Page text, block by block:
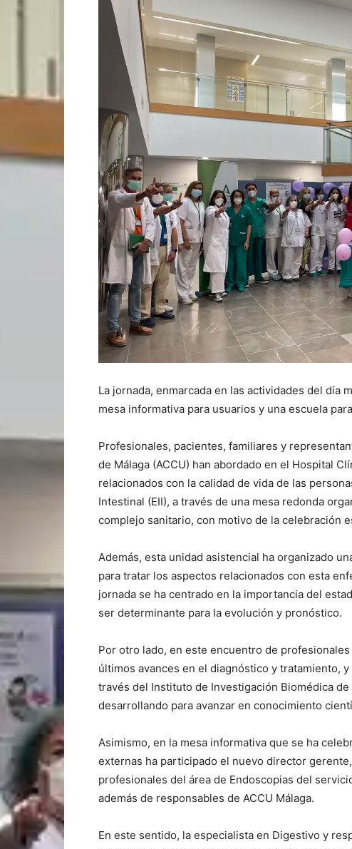
La jornada, enmarcada en las actividades del día
mesa informativa para usuarios y una escuela
Profesionales, pacientes, familiares y
de Málaga (ACCU) han abordado en el Hospital
relacionados con la calidad de vida de las
Intestinal (EII), a través de una mesa redonda
complejo sanitario, con motivo de la celebración
Además, esta unidad asistencial ha organizado
para tratar los aspectos relacionados con esta
jornada se ha centrado en la importancia del
ser determinante para la evolución y pronóstico.
Por otro lado, en este encuentro de
últimos avances en el diagnóstico y tratamiento,
través del Instituto de Investigación Biomédica
desarrollando para avanzar en conocimiento
Asimismo, en la mesa informativa que se ha
externas ha participado el nuevo director
profesionales del área de Endoscopias del
además de responsables de ACCU Málaga.
En este sentido, la especialista en Digestivo y